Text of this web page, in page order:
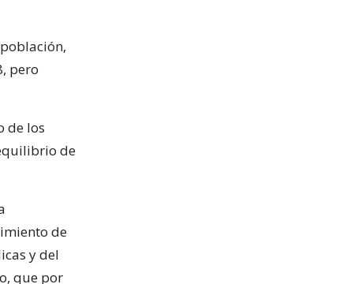
pero
de los
de
de
y del
que por